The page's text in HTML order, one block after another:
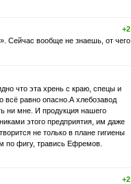
+2
Сейчас вообще не знаешь, от чего
что эта хрень с краю, спецы и
всё равно опасно.А хлебозавод
ни мне. И продукция нашего
этого предприятия, им даже
не только в плане гигиены
по фигу, травись Ефремов.
+2